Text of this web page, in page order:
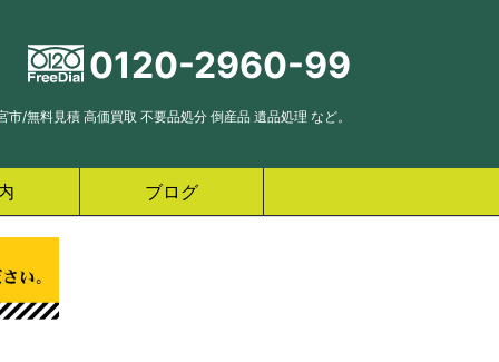
0120-2960-99
/無料見積 高価買取 不要品処分 倒産品 遺品処理 など。
ブログ